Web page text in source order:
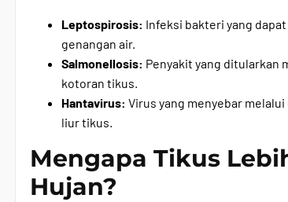
Leptospirosis: Infeksi bakteri yang
genangan air.
Salmonellosis: Penyakit yang ditularkan
kotoran tikus.
Hantavirus: Virus yang menyebar
liur tikus.
Mengapa Tikus
Hujan?